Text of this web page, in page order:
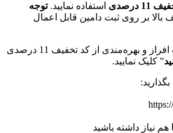
درصدی استفاده نمایید.توجه
بالا بر روی ثبت دامین قابل اعمال
برای ورود به سامانه نت افراز و بهره‌مندی از کد تخفیف 11 درصدی
” کلیک نمایید.
نیاز داشته باشید